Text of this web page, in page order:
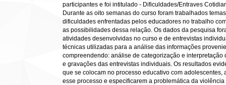
participantes e foi intitulado - Dificuldades/Entraves
Durante as oito semanas do curso foram trabalhados
dificuldades enfrentadas pelos educadores no trabalho
as possibilidades dessa relação. Os dados da pesquisa
atividades desenvolvidas no curso e de entrevistas
técnicas utilizadas para a análise das informações
compreendendo: análise de categorização e
e gravações das entrevistas individuais. Os resultados
que se colocam no processo educativo com
esse processo e especificarem a problemática da